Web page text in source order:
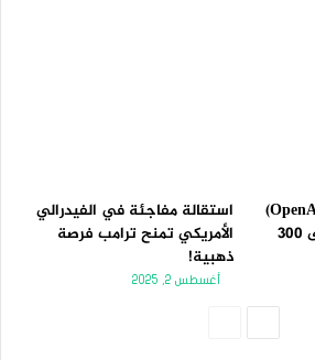
صحيفة: “أوبن إيه آي” (OpenAI)
تصل قيمتها السوقية إلى 300
استقالة مفاجئة في الفيدرالي
الأمريكي تمنح ترامب فرصة
ذهبية!
أغسطس 2, 2025